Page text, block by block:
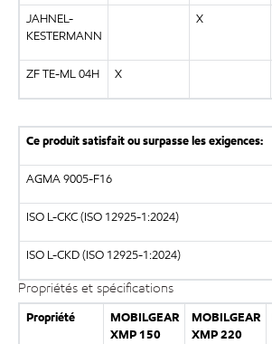
JAHNEL-
KESTERMANN
X
ZF TE-ML 04H X
Ce produit satisfait ou surpasse les exigences:
AGMA 9005-F16
ISO L-CKC (ISO 12925-1:2024)
ISO L-CKD (ISO 12925-1:2024)
Propriétés et spécifications
Propriété
MOBILGEAR
XMP 150
MOBILGEAR
XMP 220